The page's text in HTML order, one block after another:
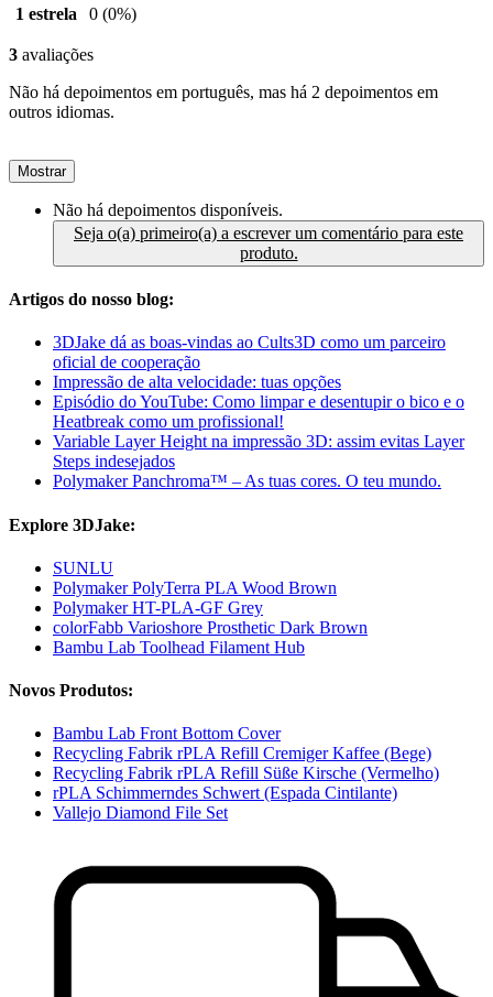
1 estrela
0 (0%)
3 avaliações
Não há depoimentos em português, mas há 2 depoimentos em
outros idiomas.
Mostrar
Não há depoimentos disponíveis.
Seja o(a) primeiro(a) a escrever um comentário para este
produto.
Artigos do nosso blog:
3DJake dá as boas-vindas ao Cults3D como um parceiro
oficial de cooperação
Impressão de alta velocidade: tuas opções
Episódio do YouTube: Como limpar e desentupir o bico e o
Heatbreak como um profissional!
Variable Layer Height na impressão 3D: assim evitas Layer
Steps indesejados
Polymaker Panchroma™ – As tuas cores. O teu mundo.
Explore 3DJake:
SUNLU
Polymaker PolyTerra PLA Wood Brown
Polymaker HT-PLA-GF Grey
colorFabb Varioshore Prosthetic Dark Brown
Bambu Lab Toolhead Filament Hub
Novos Produtos:
Bambu Lab Front Bottom Cover
Recycling Fabrik rPLA Refill Cremiger Kaffee (Bege)
Recycling Fabrik rPLA Refill Süße Kirsche (Vermelho)
rPLA Schimmerndes Schwert (Espada Cintilante)
Vallejo Diamond File Set